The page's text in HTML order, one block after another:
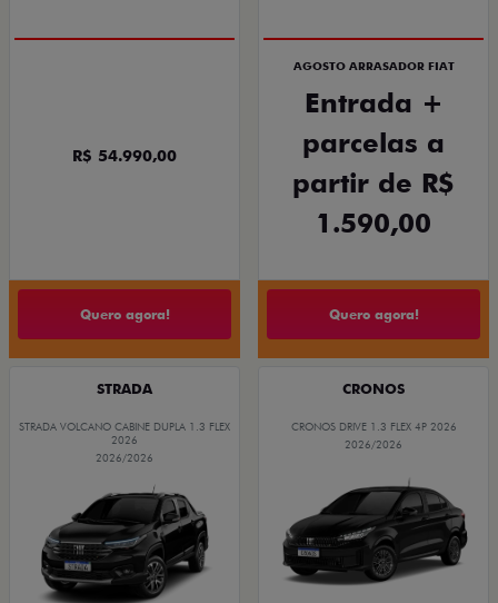
R$ 54.990,00
Quero agora!
AGOSTO ARRASADOR FIAT
Entrada +
parcelas a
partir de R$
1.590,00
Quero agora!
STRADA
STRADA VOLCANO CABINE DUPLA 1.3 FLEX
2026
2026/2026
CRONOS
CRONOS DRIVE 1.3 FLEX 4P 2026
2026/2026